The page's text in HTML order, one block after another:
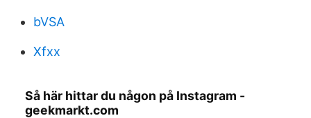
bVSA
Xfxx
Så här hittar du någon på Instagram -
geekmarkt.com